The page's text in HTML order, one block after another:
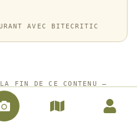
AVEC BITECRITIC
FIN DE CE CONTENU —